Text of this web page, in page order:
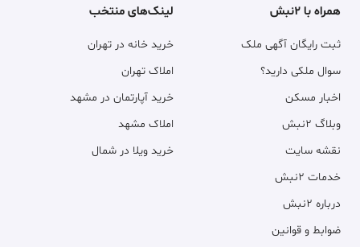
همراه با ۲نبش
ثبت رایگان آگهی ملک
سوال ملکی دارید؟
اخبار مسکن
وبلاگ ۲نبش
نقشه سایت
خدمات ۲نبش
درباره ۲نبش
ضوابط و قوانین
لینک‌های منتخب
خرید خانه در تهران
املاک تهران
خرید آپارتمان در مشهد
املاک مشهد
خرید ویلا در شمال